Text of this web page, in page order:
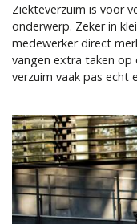
Ziekteverzuim is voor
onderwerp. Zeker in
medewerker direct
vangen extra taken
verzuim vaak pas echt